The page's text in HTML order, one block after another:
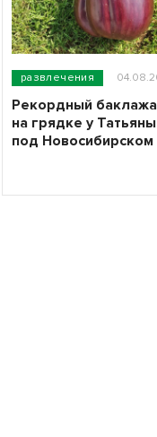
развлечения
Рекордный
на грядке у
под Новосибирском